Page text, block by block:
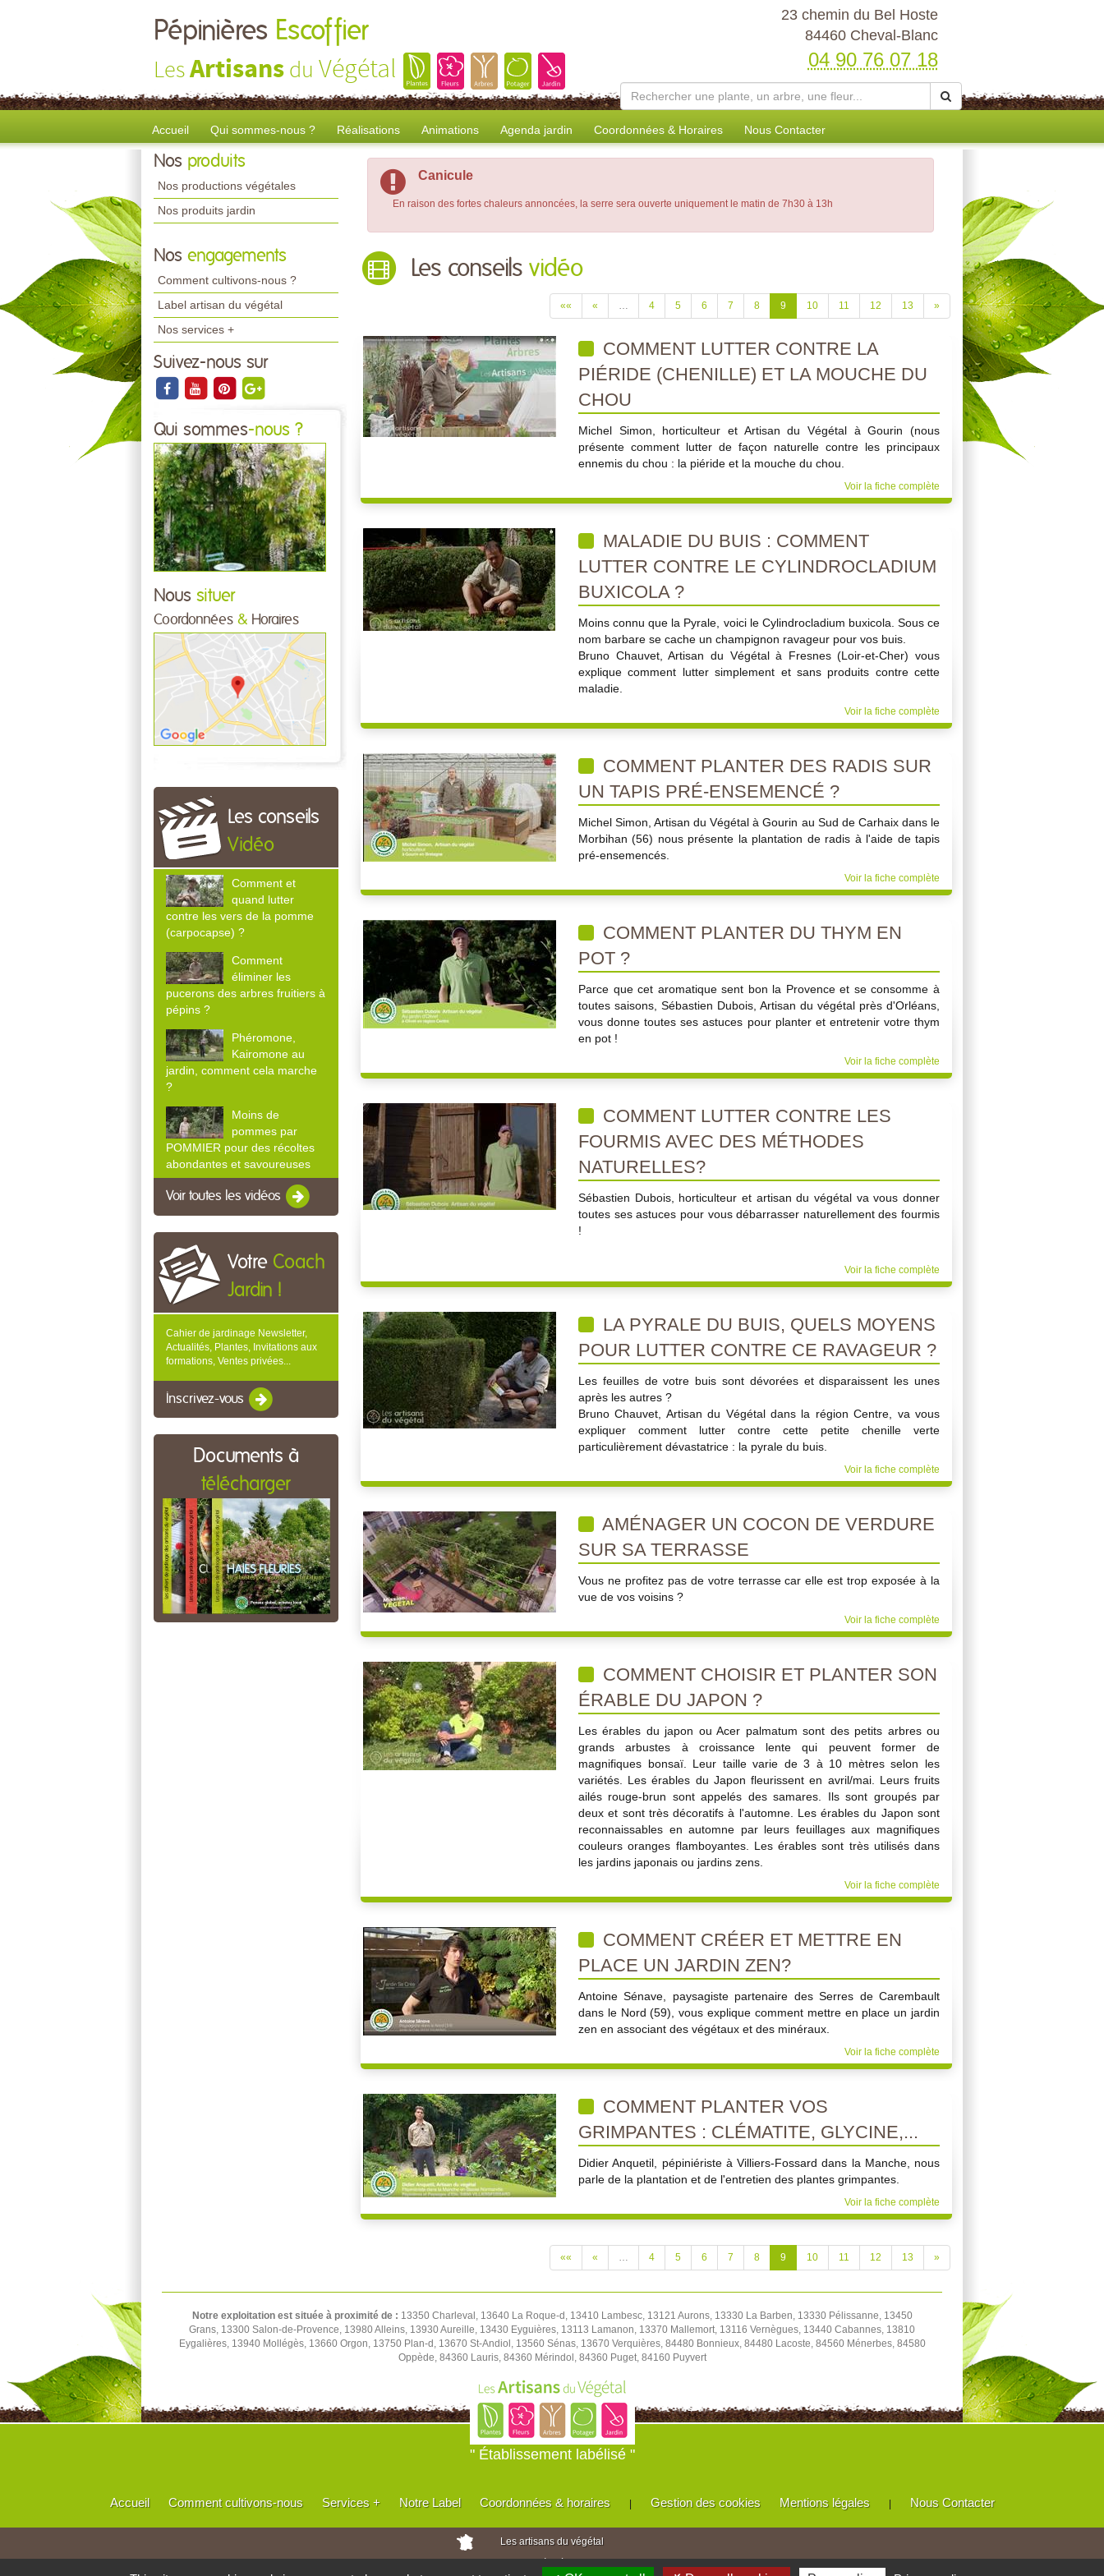
Pépinières Escoffier
LesArtisans du Végétal
23 chemin du Bel Hoste
84460 Cheval-Blanc
04 90 76 07 18
Accueil Qui sommes-nous ? Réalisations Animations Agenda jardin Coordonnées & Horaires Nous Contacter
Nos produits
Nos productions végétales
Nos produits jardin
Nos engagements
Comment cultivons-nous ?
Label artisan du végétal
Nos services +
Suivez-nous sur
Qui sommes-nous ?
Nous situer
Coordonnées & Horaires
Les conseils
Vidéo
Comment et
quand lutter
contre les vers de la pomme
(carpocapse) ?
Comment
éliminer les
pucerons des arbres fruitiers à
pépins ?
Phéromone,
Kairomone au
jardin, comment cela marche
?
Moins de
pommes par
POMMIER pour des récoltes
abondantes et savoureuses
Voir toutes les vidéos
Votre Coach
Jardin !
Cahier de jardinage Newsletter,
Actualités, Plantes, Invitations aux
formations, Ventes privées...
Inscrivez-vous
Documents à
télécharger
Canicule
En raison des fortes chaleurs annoncées, la serre sera ouverte uniquement le matin de 7h30 à 13h
Les conseils vidéo
«« « … 4 5 6 7 8 9 10 11 12 13 »
COMMENT LUTTER CONTRE LA
PIÉRIDE (CHENILLE) ET LA MOUCHE DU
CHOU
Michel Simon, horticulteur et Artisan du Végétal à Gourin (nous
présente comment lutter de façon naturelle contre les principaux
ennemis du chou : la piéride et la mouche du chou.
Voir la fiche complète
MALADIE DU BUIS : COMMENT
LUTTER CONTRE LE CYLINDROCLADIUM
BUXICOLA ?
Moins connu que la Pyrale, voici le Cylindrocladium buxicola. Sous ce
nom barbare se cache un champignon ravageur pour vos buis.
Bruno Chauvet, Artisan du Végétal à Fresnes (Loir-et-Cher) vous
explique comment lutter simplement et sans produits contre cette
maladie.
Voir la fiche complète
COMMENT PLANTER DES RADIS SUR
UN TAPIS PRÉ-ENSEMENCÉ ?
Michel Simon, Artisan du Végétal à Gourin au Sud de Carhaix dans le
Morbihan (56) nous présente la plantation de radis à l'aide de tapis
pré-ensemencés.
Voir la fiche complète
COMMENT PLANTER DU THYM EN
POT ?
Parce que cet aromatique sent bon la Provence et se consomme à
toutes saisons, Sébastien Dubois, Artisan du végétal près d'Orléans,
vous donne toutes ses astuces pour planter et entretenir votre thym
en pot !
Voir la fiche complète
COMMENT LUTTER CONTRE LES
FOURMIS AVEC DES MÉTHODES
NATURELLES?
Sébastien Dubois, horticulteur et artisan du végétal va vous donner
toutes ses astuces pour vous débarrasser naturellement des fourmis
!
Voir la fiche complète
LA PYRALE DU BUIS, QUELS MOYENS
POUR LUTTER CONTRE CE RAVAGEUR ?
Les feuilles de votre buis sont dévorées et disparaissent les unes
après les autres ?
Bruno Chauvet, Artisan du Végétal dans la région Centre, va vous
expliquer comment lutter contre cette petite chenille verte
particulièrement dévastatrice : la pyrale du buis.
Voir la fiche complète
AMÉNAGER UN COCON DE VERDURE
SUR SA TERRASSE
Vous ne profitez pas de votre terrasse car elle est trop exposée à la
vue de vos voisins ?
Voir la fiche complète
COMMENT CHOISIR ET PLANTER SON
ÉRABLE DU JAPON ?
Les érables du japon ou Acer palmatum sont des petits arbres ou
grands arbustes à croissance lente qui peuvent former de
magnifiques bonsaï. Leur taille varie de 3 à 10 mètres selon les
variétés. Les érables du Japon fleurissent en avril/mai. Leurs fruits
ailés rouge-brun sont appelés des samares. Ils sont groupés par
deux et sont très décoratifs à l'automne. Les érables du Japon sont
reconnaissables en automne par leurs feuillages aux magnifiques
couleurs oranges flamboyantes. Les érables sont très utilisés dans
les jardins japonais ou jardins zens.
Voir la fiche complète
COMMENT CRÉER ET METTRE EN
PLACE UN JARDIN ZEN?
Antoine Sénave, paysagiste partenaire des Serres de Carembault
dans le Nord (59), vous explique comment mettre en place un jardin
zen en associant des végétaux et des minéraux.
Voir la fiche complète
COMMENT PLANTER VOS
GRIMPANTES : CLÉMATITE, GLYCINE,...
Didier Anquetil, pépiniériste à Villiers-Fossard dans la Manche, nous
parle de la plantation et de l'entretien des plantes grimpantes.
Voir la fiche complète
«« « … 4 5 6 7 8 9 10 11 12 13 »
Notre exploitation est située à proximité de : 13350 Charleval, 13640 La Roque-d, 13410 Lambesc, 13121 Aurons, 13330 La Barben, 13330 Pélissanne, 13450
Grans, 13300 Salon-de-Provence, 13980 Alleins, 13930 Aureille, 13430 Eyguières, 13113 Lamanon, 13370 Mallemort, 13116 Vernègues, 13440 Cabannes, 13810
Eygalières, 13940 Mollégès, 13660 Orgon, 13750 Plan-d, 13670 St-Andiol, 13560 Sénas, 13670 Verquières, 84480 Bonnieux, 84480 Lacoste, 84560 Ménerbes, 84580
Oppède, 84360 Lauris, 84360 Mérindol, 84360 Puget, 84160 Puyvert
" Établissement labélisé "
Accueil Comment cultivons-nous Services + Notre Label Coordonnées & horaires Gestion des cookies Mentions légales Nous Contacter
Les artisans du végétal
Horticulteurs et pépinièristes de France